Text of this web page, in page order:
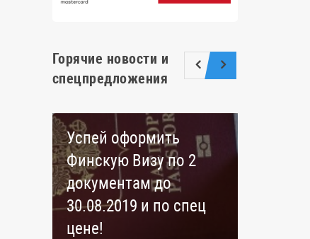
Горячие новости и
спецпредложения
Успей оформить
Финскую Визу по 2
документам до
30.08.2019 и по спец
цене!